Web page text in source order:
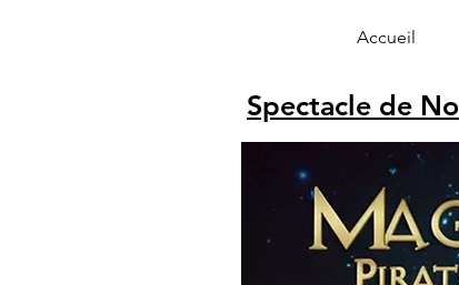
Accueil
Spectacle de
Alphonse